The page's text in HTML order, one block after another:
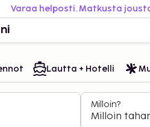
Varaa helposti. Matkusta
Lautta + Hotelli
Milloin?
Milloin